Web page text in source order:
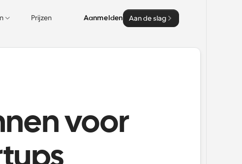
Prijzen Aanmelden Aan de slag
voor